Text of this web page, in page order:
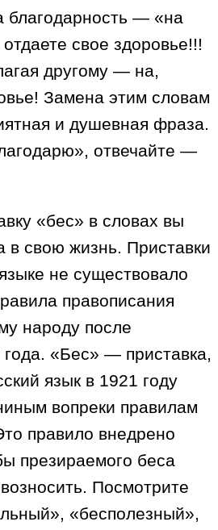
благодарность — «на
свое здоровье!!!
другому — на,
Замена этим словам
и душевная фраза.
отвечайте —
«бес» в словах вы
в свою жизнь. Приставки
не существовало
правописания
народу после
«Бес» — приставка,
язык в 1921 году
вопреки правилам
правило внедрено
презираемого беса
Посмотрите
«бесполезный»,